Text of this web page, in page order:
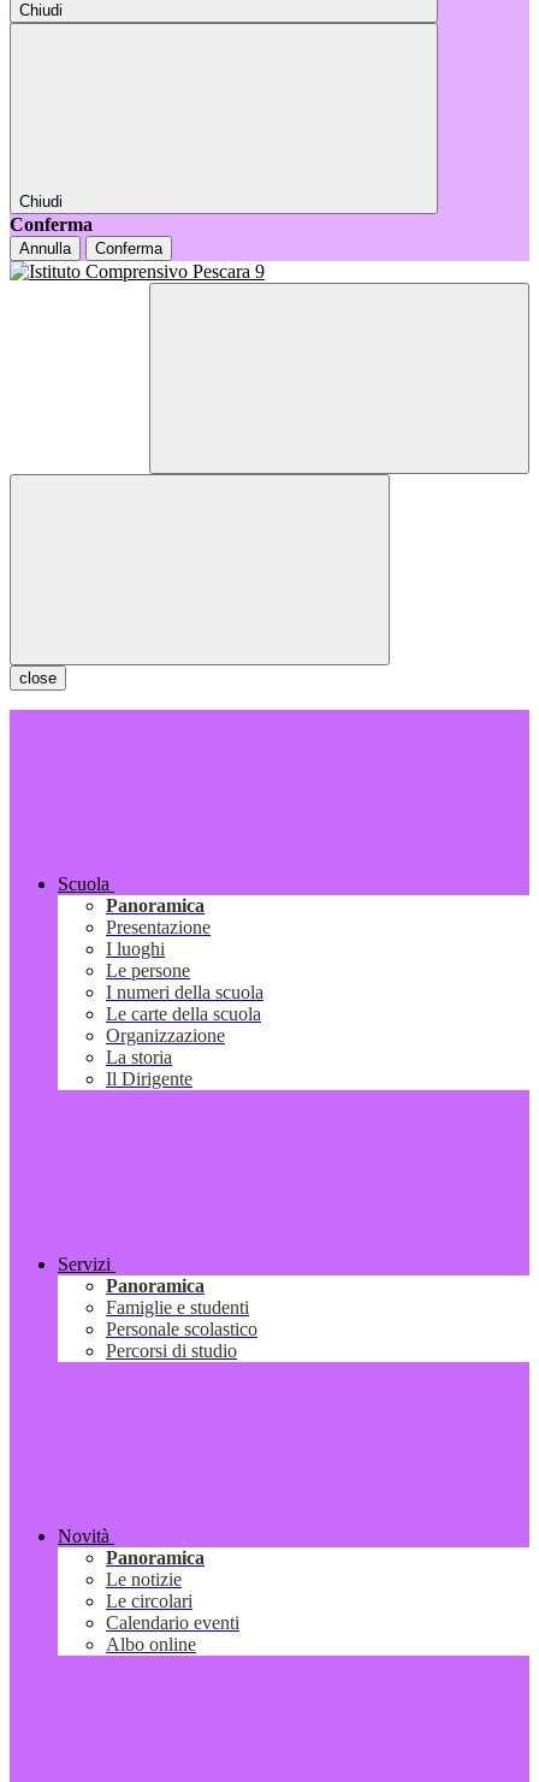
Chiudi
Chiudi
Conferma
Annulla Conferma
close
Scuola
Panoramica
Presentazione
I luoghi
Le persone
I numeri della scuola
Le carte della scuola
Organizzazione
La storia
Il Dirigente
Servizi
Panoramica
Famiglie e studenti
Personale scolastico
Percorsi di studio
Novità
Panoramica
Le notizie
Le circolari
Calendario eventi
Albo online